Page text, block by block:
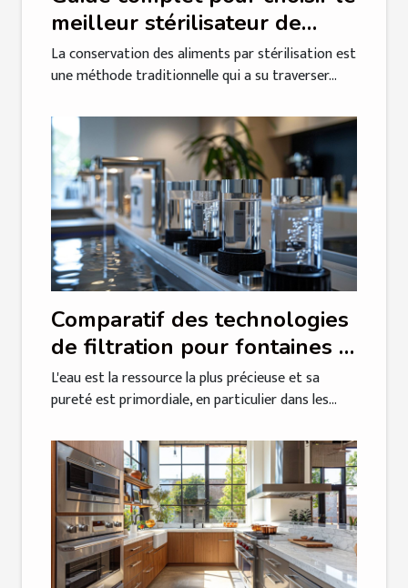
meilleur stérilisateur de
bocaux électrique
La conservation des aliments par stérilisation est
une méthode traditionnelle qui a su traverser...
Comparatif des technologies
de filtration pour fontaines à
eau en milieu professionnel
L'eau est la ressource la plus précieuse et sa
pureté est primordiale, en particulier dans les...